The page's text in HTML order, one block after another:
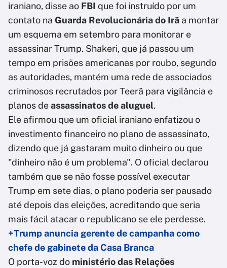
iraniano, disse ao FBI que foi instruído por um
contato na Guarda Revolucionária do Irã a montar
um esquema em setembro para monitorar e
assassinar Trump. Shakeri, que já passou um
tempo em prisões americanas por roubo, segundo
as autoridades, mantém uma rede de associados
criminosos recrutados por Teerã para vigilância e
planos deassassinatos de aluguel.
Ele afirmou que um oficial iraniano enfatizou o
investimento financeiro no plano de assassinato,
dizendo que já gastaram muito dinheiro ou que
"dinheiro não é um problema". O oficial declarou
também que se não fosse possível executar
Trump em sete dias, o plano poderia ser pausado
até depois das eleições, acreditando que seria
mais fácil atacar o republicano se ele perdesse.
+Trump anuncia gerente de campanha como
chefe de gabinete da Casa Branca
O porta-voz do ministério das Relações